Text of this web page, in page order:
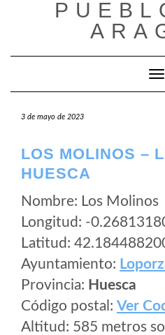
3 de mayo de 2023
LOS MOLINOS –
HUESCA
Nombre: Los Molinos
Longitud: -
Latitud:
Ayuntamiento:
Provincia: Huesca
Código postal: Ver
Altitud: 585 metros